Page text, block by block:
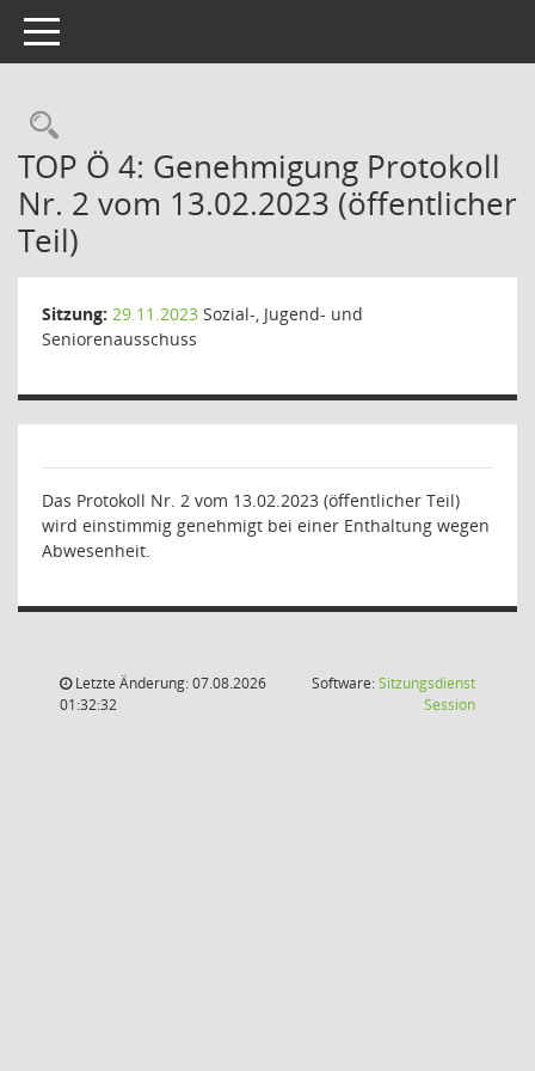
Toggle navigation
Rechercheauswahl
TOP Ö 4: Genehmigung Protokoll
Nr. 2 vom 13.02.2023 (öffentlicher
Teil)
Sitzung: 29.11.2023 Sozial-, Jugend- und
Seniorenausschuss
Das Protokoll Nr. 2 vom 13.02.2023 (öffentlicher Teil)
wird einstimmig genehmigt bei einer Enthaltung wegen
Abwesenheit.
Letzte Änderung: 07.08.2026
01:32:32
Software:Sitzungsdienst
Session(Wird in